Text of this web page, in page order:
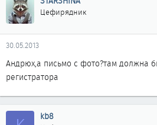
Цефирядник
30.05.2013
Андрюх,а письмо с фото?там должна
регистратора
kb8